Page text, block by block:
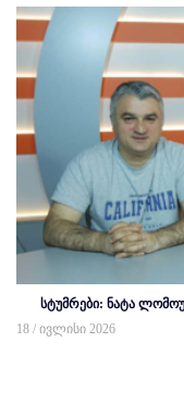
სტუმრები: ნატა
18 / ივლისი 2026